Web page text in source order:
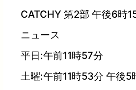
CATCHY 第2部 午後6時
ニュース
平日:午前11時57分
土曜:午前11時53分 午後5